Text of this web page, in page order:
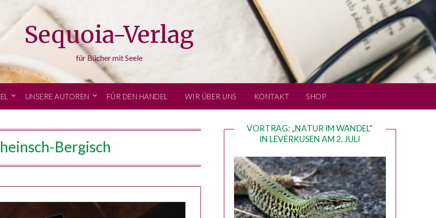
Sequoia-Verlag
für Bücher mit Seele
UNSERE AUTOREN FÜR DEN HANDEL WIR ÜBER UNS KONTAKT SHOP
Bergisch
VORTRAG: „NATUR IM WANDEL“
IN LEVERKUSEN AM 2. JULI